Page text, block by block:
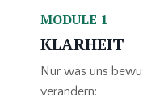
MODULE 1
KLARHEIT
Nur was uns
verändern: